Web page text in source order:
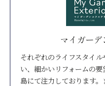
マイガーデ
それぞれのライフスタイ
い、細かいリフォームの
島にて注力しております